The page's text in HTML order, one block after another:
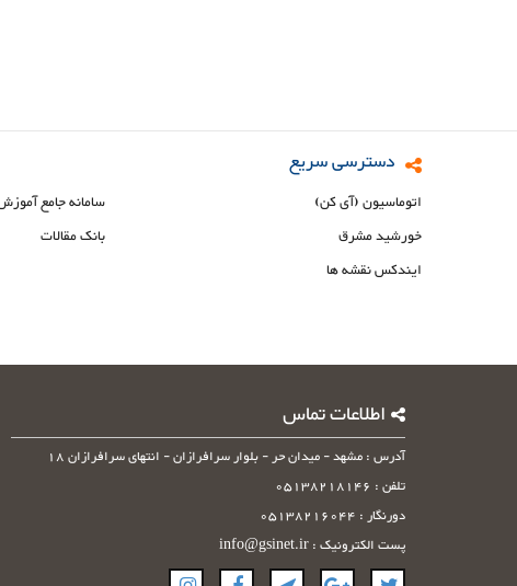
دسترسی سریع
اتوماسیون (آی کن) سامانه جامع
خورشید مشرق
بانک مقالات
ایندکس نقشه ها
اطلاعات تماس
آدرس : مشهد - میدان حر - بلوار سرافرازان - انتهای سرافرازان 18
تلفن : 05138218146
دورنگار : 05138216044
پست الکترونیک : info@gsinet.ir